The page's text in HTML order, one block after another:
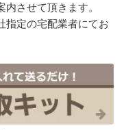
させて頂きます。
指定の宅配業者にてお